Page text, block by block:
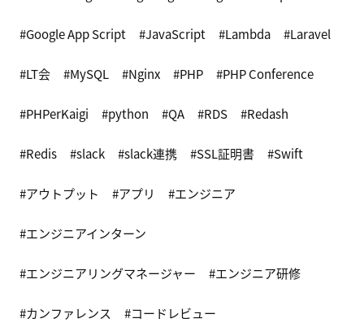
Google App Script JavaScript Lambda Laravel
LT会 MySQL Nginx PHP PHP Conference
PHPerKaigi python QA RDS Redash
Redis slack slack連携 SSL証明書 Swift
アウトプット アプリ エンジニア
エンジニアインターン
エンジニアリングマネージャー エンジニア研修
カンファレンス コードレビュー